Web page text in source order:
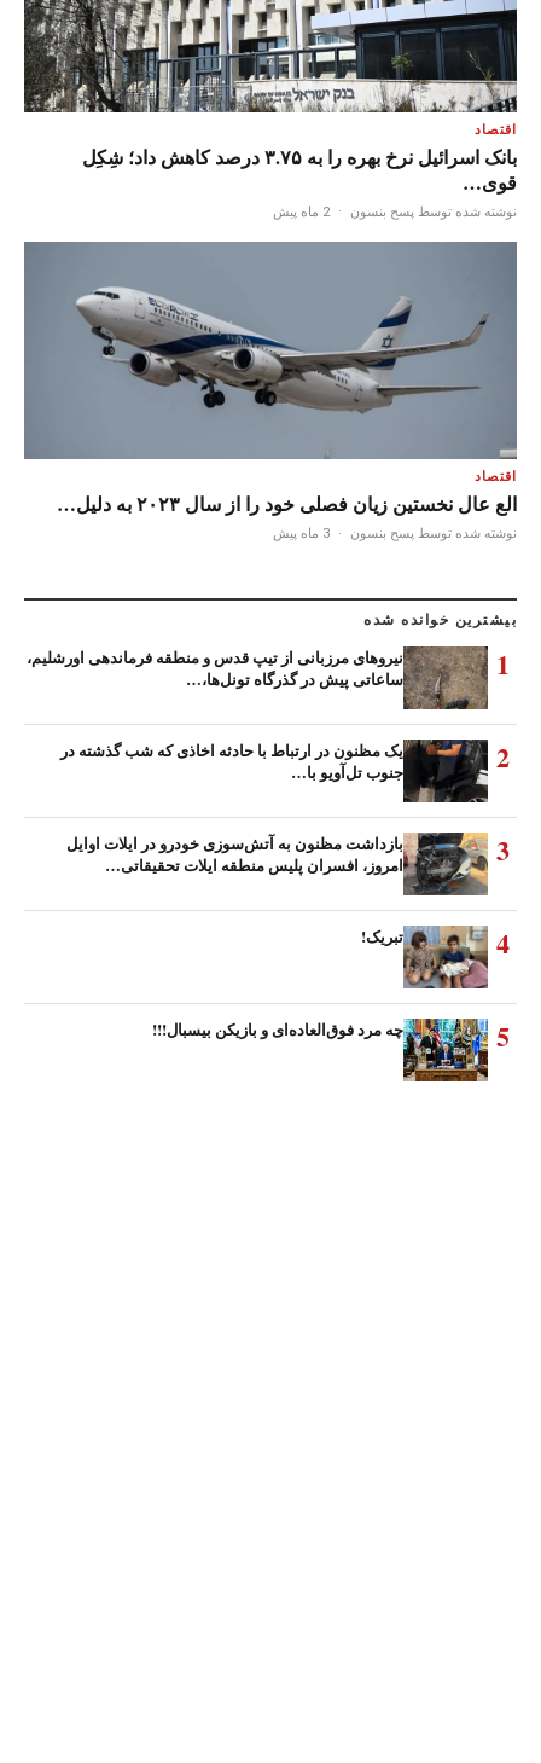
اقتصاد
بانک اسرائیل نرخ بهره را به ۳.۷۵ درصد کاهش داد؛ شِکِل
قوی…
نوشته شده توسط پسح بنسون · 2 ماه پیش
اقتصاد
الع عال نخستین زیان فصلی خود را از سال ۲۰۲۳ به دلیل…
نوشته شده توسط پسح بنسون · 3 ماه پیش
بیشترین خوانده شده
1
نیروهای مرزبانی از تیپ قدس و منطقه فرماندهی اورشلیم،
ساعاتی پیش در گذرگاه تونل‌ها،…
2
یک مظنون در ارتباط با حادثه اخاذی که شب گذشته در
جنوب تل‌آویو با…
3
بازداشت مظنون به آتش‌سوزی خودرو در ایلات اوایل
امروز، افسران پلیس منطقه ایلات تحقیقاتی…
4 تبریک!
5 چه مرد فوق‌العاده‌ای و بازیکن بیسبال!!!